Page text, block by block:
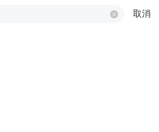
取消